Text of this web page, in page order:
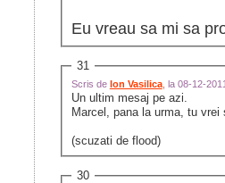
Eu vreau sa mi sa
31
Scris de Ion Vasilica, la 08-12-
Un ultim mesaj pe azi.
Marcel, pana la urma, tu
(scuzati de flood)
30